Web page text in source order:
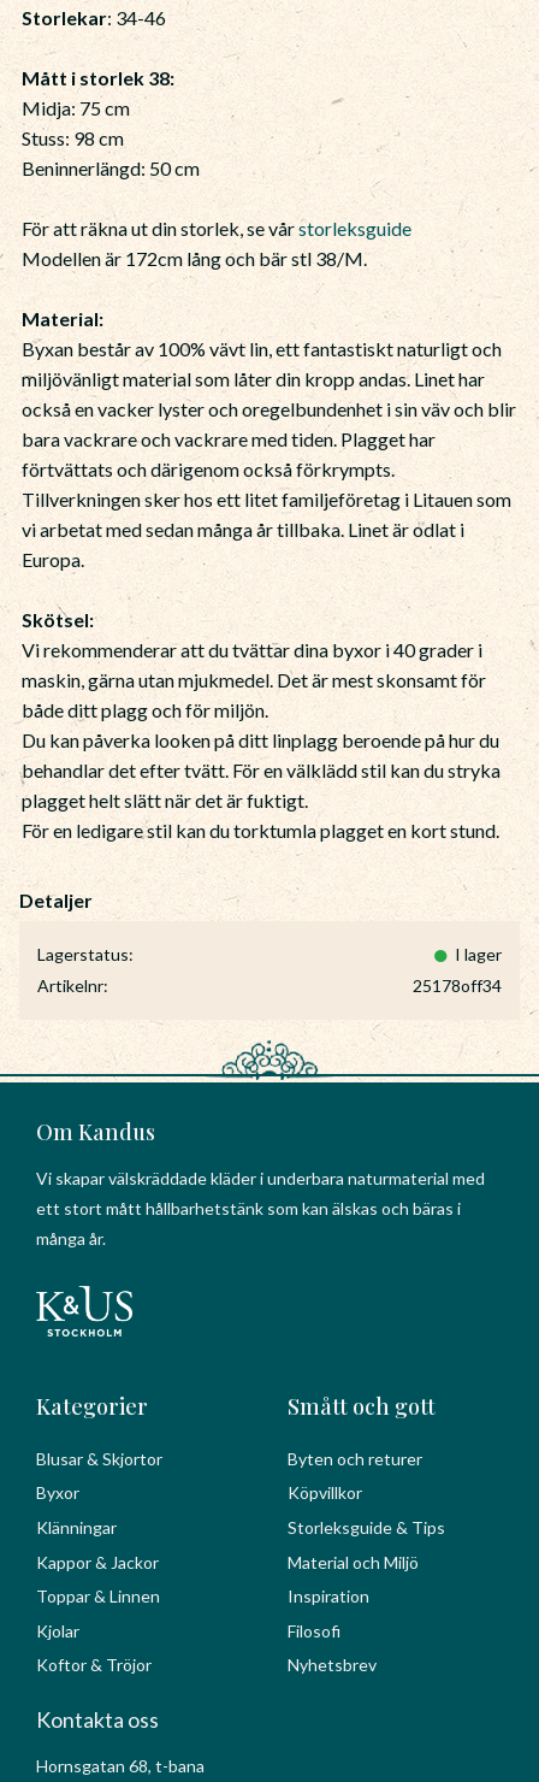
Lagerstatus
I lager
Artikelnr
25178off34
Storlekar: 34-46
Mått i storlek 38:
Midja: 75 cm
Stuss: 98 cm
Beninnerlängd: 50 cm
För att räkna ut din storlek, se vårstorleksguide
Modellen är 172cm lång och bär stl 38/M.
Material:
Byxan består av 100% vävt lin, ett fantastiskt naturligt och
miljövänligt material som låter din kropp andas. Linet har
också en vacker lyster och oregelbundenhet i sin väv och blir
bara vackrare och vackrare med tiden. Plagget har
förtvättats och därigenom också förkrympts.
Tillverkningen sker hos ett litet familjeföretag i Litauen som
vi arbetat med sedan många år tillbaka. Linet är odlat i
Europa.
Skötsel:
Vi rekommenderar att du tvättar dina byxor i 40 grader i
maskin, gärna utan mjukmedel. Det är mest skonsamt för
både ditt plagg och för miljön.
Du kan påverka looken på ditt linplagg beroende på hur du
behandlar det efter tvätt. För en välklädd stil kan du stryka
plagget helt slätt när det är fuktigt.
För en ledigare stil kan du torktumla plagget en kort stund.
Om Kandus
Vi skapar välskräddade kläder i underbara naturmaterial med
ett stort mått hållbarhetstänk som kan älskas och bäras i
många år.
Kategorier
Blusar & Skjortor
Byxor
Klänningar
Kappor & Jackor
Toppar & Linnen
Kjolar
Koftor & Tröjor
Smått och gott
Byten och returer
Köpvillkor
Storleksguide & Tips
Material och Miljö
Inspiration
Filosofi
Nyhetsbrev
Kontakta oss
Hornsgatan 68, t-bana